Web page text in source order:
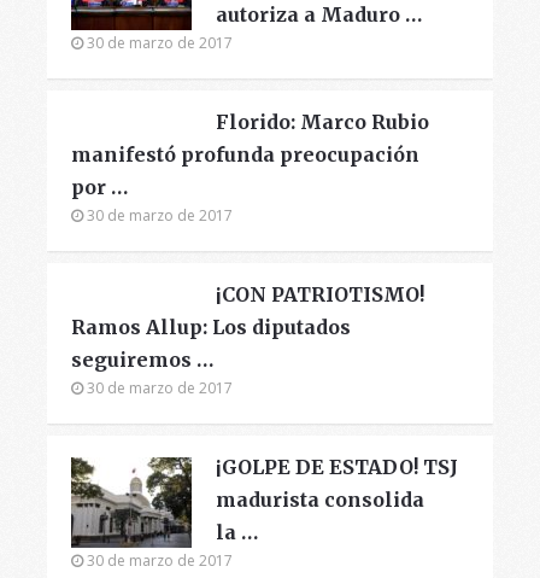
autoriza a Maduro …
30 de marzo de 2017
Florido: Marco Rubio
manifestó profunda preocupación
por …
30 de marzo de 2017
¡CON PATRIOTISMO!
Ramos Allup: Los diputados
seguiremos …
30 de marzo de 2017
¡GOLPE DE ESTADO! TSJ
madurista consolida
la …
30 de marzo de 2017